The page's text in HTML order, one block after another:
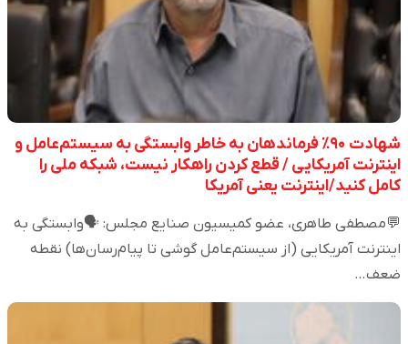
شهادت ۹۰٪ فرماندهان به خاطر وابستگی به سیستم‌عامل و
اینترنت آمریکایی / قطع کردن راهکار نیست، شبکه ملی را
کامل کنید/اینترنت یعنی آمریکا
💬مصطفی طاهری، عضو کمیسیون صنایع مجلس: 🗣️وابستگی به
اینترنت آمریکایی (از سیستم‌عامل گوشی تا پیام‌رسان‌ها) نقطه
ضعف…